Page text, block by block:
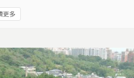
宅外，血紅色漿，在淒風苦雨中，淋
薄的青年，她們呼籲總統，重視捷運
近居民的性命安危，毀於一旦… 總統
生走山，一起倒數計時。2012年1月2
市長宣佈新莊捷運通車到輔大，剩下
更多